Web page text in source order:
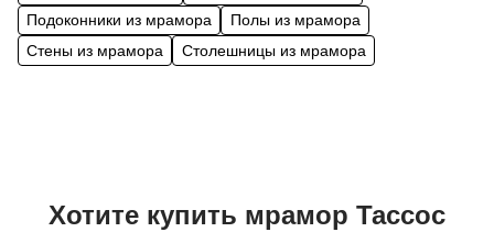
Подоконники из мрамора
Полы из мрамора
Стены из мрамора
Столешницы из мрамора
Хотите купить мрамор Тассос